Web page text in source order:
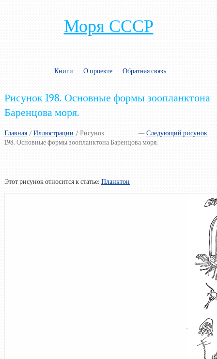
Моря СССР
Книги О проекте Обратная связь
Рисунок 198. Основные формы зоопланктона
Баренцова моря.
Главная/ —Следующий рисунок
Иллюстрации / Рисунок
198. Основные формы зоопланктона Баренцова моря.
Этот рисунок относится к статье: Планктон